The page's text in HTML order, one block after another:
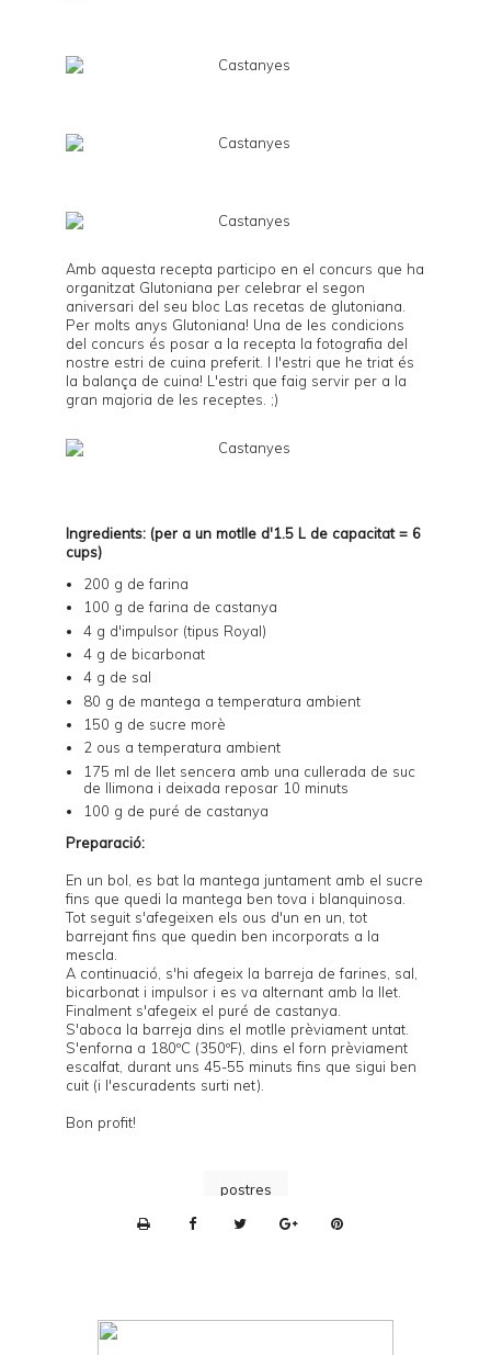
Amb aquesta recepta participo en el concurs que ha
organitzat Glutoniana per celebrar el segon
aniversari del seu bloc Las recetas de glutoniana
Per molts anys Glutoniana! Una de les condicions
del concurs és posar a la recepta la fotografia del
nostre estri de cuina preferit. I l'estri que he triat és
la balança de cuina! L'estri que faig servir per a la
gran majoria de les receptes. ;)
Ingredients: (per a un motlle d'1.5 L de capacitat = 6
cups)
200 g de farina
100 g de farina de castanya
4 g d'impulsor (tipus Royal)
4 g de bicarbonat
4 g de sal
80 g de mantega a temperatura ambient
150 g de sucre morè
2 ous a temperatura ambient
175 ml de llet sencera amb una cullerada de suc
de llimona i deixada reposar 10 minuts
100 g de puré de castanya
Preparació:
En un bol, es bat la mantega juntament amb el sucre
fins que quedi la mantega ben tova i blanquinosa.
Tot seguit s'afegeixen els ous d'un en un, tot
barrejant fins que quedin ben incorporats a la
mescla.
A continuació, s'hi afegeix la barreja de farines, sal,
bicarbonat i impulsor i es va alternant amb la llet.
Finalment s'afegeix el puré de castanya.
S'aboca la barreja dins el motlle prèviament untat.
S'enforna a 180ºC (350ºF), dins el forn prèviament
escalfat, durant uns 45-55 minuts fins que sigui ben
cuit (i l'escuradents surti net).
Bon profit!
postres
n